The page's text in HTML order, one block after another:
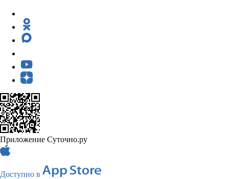
Приложение Суточно.ру
Доступно в